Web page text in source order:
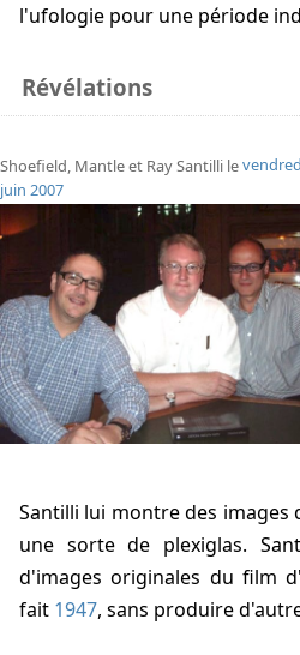
l'ufologie pour une période
Révélations
Shoefield, Mantleet Ray Santilli le
juin 2007
Santilli lui montre des images
une sorte de plexiglas.
d'images originales du film
fait 1947, sans produire